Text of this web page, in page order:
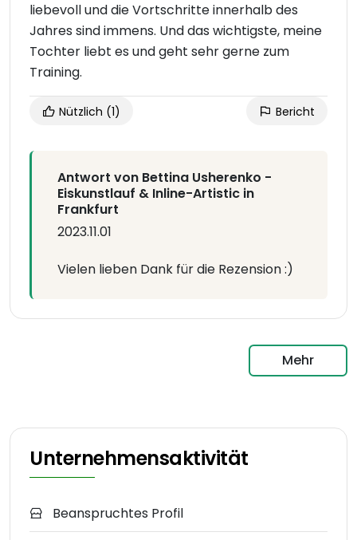
liebevoll und die Vortschritte innerhalb des
Jahres sind immens. Und das wichtigste, meine
Tochter liebt es und geht sehr gerne zum
Training.
Nützlich (1) Bericht
Antwort von Bettina Usherenko -
Eiskunstlauf & Inline-Artistic in
Frankfurt
2023.11.01
Vielen lieben Dank für die Rezension :)
Mehr
Unternehmensaktivität
Beanspruchtes Profil